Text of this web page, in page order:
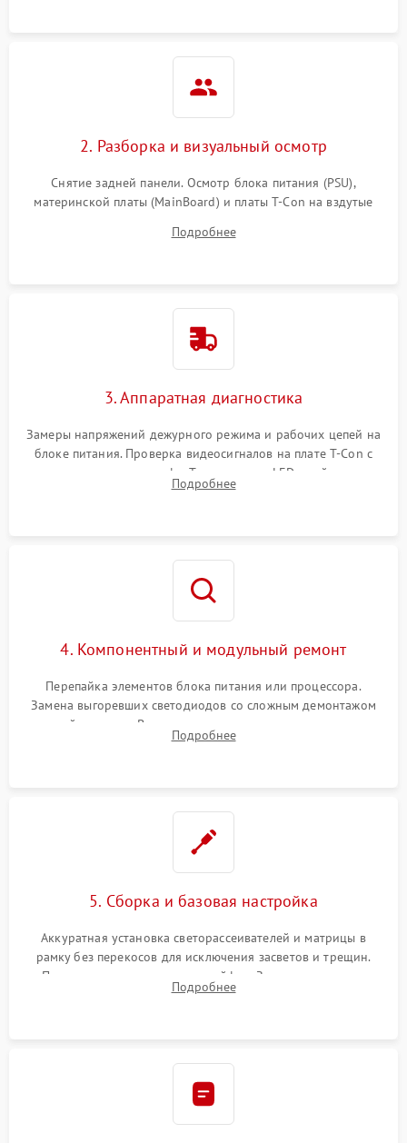
2. Разборка и визуальный осмотр
Снятие задней панели. Осмотр блока питания (PSU),
материнской платы (MainBoard) и платы T-Con на вздутые
Проверка надежности фиксации и целостности шлейфов.
Подробнее
3. Аппаратная диагностика
Замеры напряжений дежурного режима и рабочих цепей на
блоке питания. Проверка видеосигналов на плате T-Con с
помощью осциллографа. Тестирование LED-драйвера и
светодиодных планок подсветки мультиметром.
Подробнее
4. Компонентный и модульный ремонт
Перепайка элементов блока питания или процессора.
Замена выгоревших светодиодов со сложным демонтажом
хрупкой матрицы. Восстановление поврежденных дорожек,
прошивка микросхем памяти EEPROM
Подробнее
5. Сборка и базовая настройка
Аккуратная установка светорассеивателей и матрицы в
рамку без перекосов для исключения засветов и трещин.
Подключение внутренних шлейфов. Закрытие корпуса.
Сброс настроек и обновление программного обеспечения.
Подробнее